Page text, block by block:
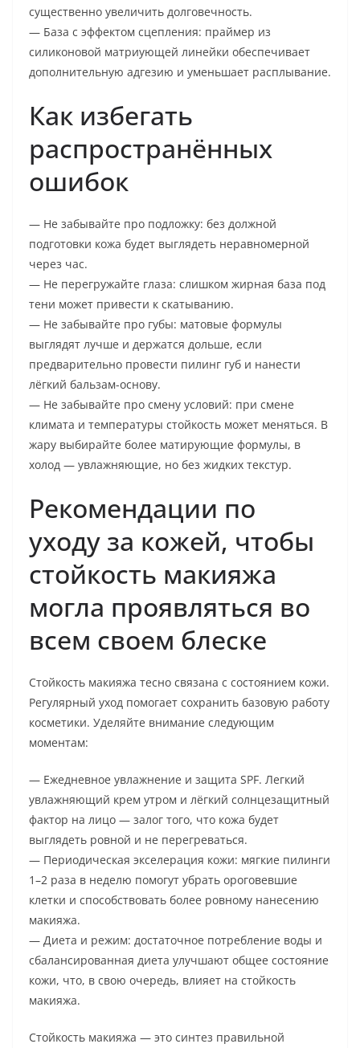
существенно увеличить долговечность.
— База с эффектом сцепления: праймер из
силиконовой матриующей линейки обеспечивает
дополнительную адгезию и уменьшает расплывание.
Как избегать
распространённых
ошибок
— Не забывайте про подложку: без должной
подготовки кожа будет выглядеть неравномерной
через час.
— Не перегружайте глаза: слишком жирная база под
тени может привести к скатыванию.
— Не забывайте про губы: матовые формулы
выглядят лучше и держатся дольше, если
предварительно провести пилинг губ и нанести
лёгкий бальзам-основу.
— Не забывайте про смену условий: при смене
климата и температуры стойкость может меняться. В
жару выбирайте более матирующие формулы, в
холод — увлажняющие, но без жидких текстур.
Рекомендации по
уходу за кожей, чтобы
стойкость макияжа
могла проявляться во
всем своем блеске
Стойкость макияжа тесно связана с состоянием кожи.
Регулярный уход помогает сохранить базовую работу
косметики. Уделяйте внимание следующим
моментам:
— Ежедневное увлажнение и защита SPF. Легкий
увлажняющий крем утром и лёгкий солнцезащитный
фактор на лицо — залог того, что кожа будет
выглядеть ровной и не перегреваться.
— Периодическая экселерация кожи: мягкие пилинги
1–2 раза в неделю помогут убрать ороговевшие
клетки и способствовать более ровному нанесению
макияжа.
— Диета и режим: достаточное потребление воды и
сбалансированная диета улучшают общее состояние
кожи, что, в свою очередь, влияет на стойкость
макияжа.
Стойкость макияжа — это синтез правильной